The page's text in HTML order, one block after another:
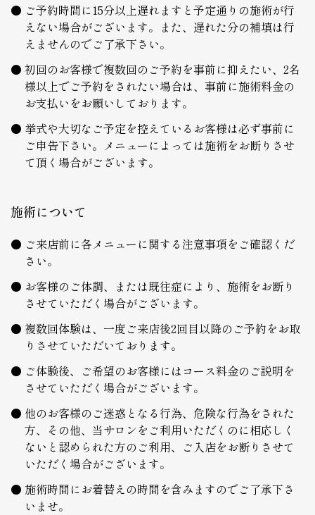
ご予約時間に15分以上遅れますと予定通りの施術が行
えない場合がございます。また、遅れた分の補填は行
えませんのでご了承下さい。
初回のお客様で複数回のご予約を事前に抑えたい、2名
様以上でご予約をされたい場合は、事前に施術料金の
お支払いをお願いしております。
挙式や大切なご予定を控えているお客様は必ず事前に
ご申告下さい。メニューによっては施術をお断りさせ
て頂く場合がございます。
施術について
ご来店前に各メニューに関する注意事項をご確認くだ
さい。
お客様のご体調、または既往症により、施術をお断り
させていただく場合がございます。
複数回体験は、一度ご来店後2回目以降のご予約をお取
りさせていただいております。
ご体験後、ご希望のお客様にはコース料金のご説明を
させていただく場合がございます。
他のお客様のご迷惑となる行為、危険な行為をされた
方、その他、当サロンをご利用いただくのに相応しく
ないと認められた方のご利用、ご入店をお断りさせて
いただく場合がございます。
施術時間にお着替えの時間を含みますのでご了承下さ
いませ。